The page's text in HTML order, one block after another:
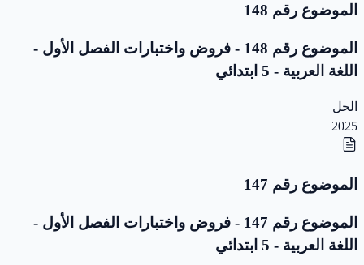
الموضوع رقم 148
الموضوع رقم 148 - فروض واختبارات الفصل الأول -
اللغة العربية - 5 ابتدائي
الحل
2025
الموضوع رقم 147
الموضوع رقم 147 - فروض واختبارات الفصل الأول -
اللغة العربية - 5 ابتدائي